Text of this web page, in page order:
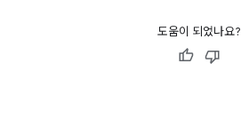
도움이 되었나요?